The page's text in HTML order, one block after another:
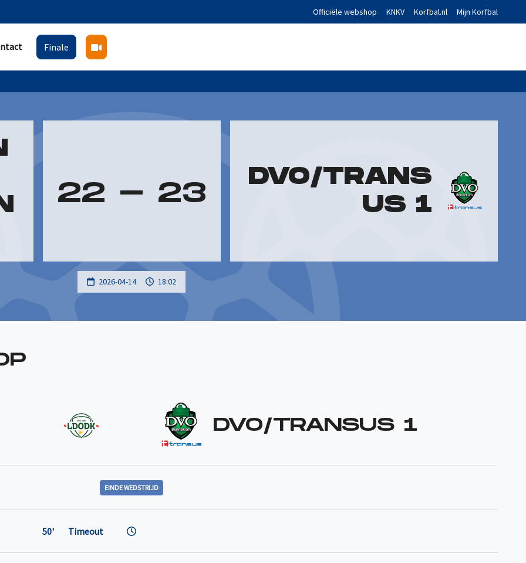
Officiële webshop KNKV Korfbal.nl Mijn Korfbal
Finale
22 - 23
DVO/TRANS
US 1
2026-04-14 18:02
DVO/TRANSUS 1
EINDE WEDSTRIJD
Timeout
50'